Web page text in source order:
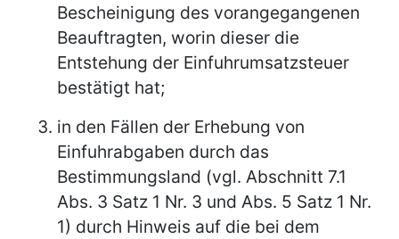
Bescheinigung des vorangegangenen
Beauftragten, worin dieser die
Entstehung der Einfuhrumsatzsteuer
bestätigt hat;
in den Fällen der Erhebung von
Einfuhrabgaben durch das
Bestimmungsland (vgl. Abschnitt 7.1
Abs. 3 Satz 1 Nr. 3 und Abs. 5 Satz 1 Nr.
1) durch Hinweis auf die bei dem